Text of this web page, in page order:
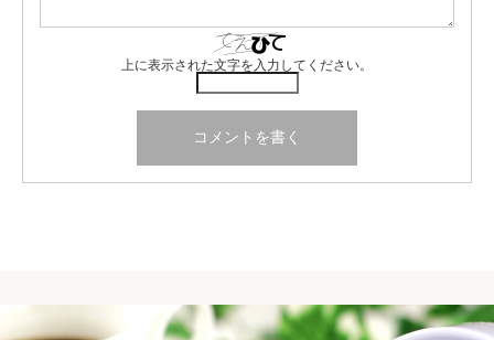
上に表示された文字を入力してください。